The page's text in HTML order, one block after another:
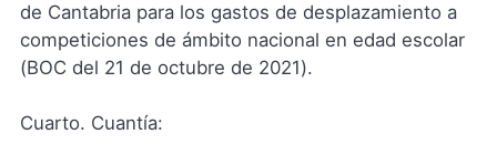
de Cantabria para los gastos de desplazamiento a
competiciones de ámbito nacional en edad escolar
(BOC del 21 de octubre de 2021).
Cuarto. Cuantía: